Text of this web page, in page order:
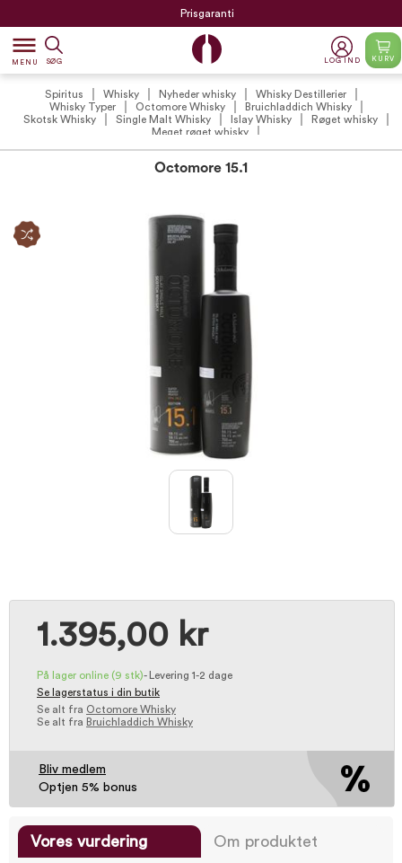
Prisgaranti
dehaze
MENU SØG LOG IND KURV
Spiritus Whisky Nyheder whisky
Whisky Destillerier
Whisky Typer
Octomore Whisky
Bruichladdich Whisky
Skotsk Whisky
Single Malt Whisky Islay Whisky
Røget whisky
Meget røget whisky
Octomore 15.1
1.395,00 kr
På lager online (9 stk)-
Levering 1-2 dage
Se lagerstatus i din butik
Se alt fra Octomore Whisky
Se alt fra Bruichladdich Whisky
Bliv medlem
Optjen 5% bonus
Vores vurdering Om produktet